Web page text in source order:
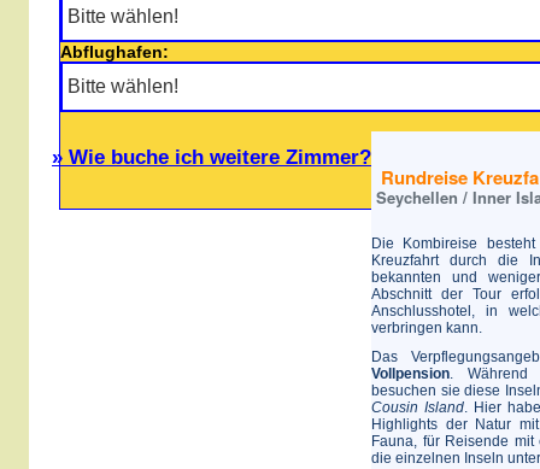
Abflughafen:
» Wie buche ich weitere Zimmer?
Rundreise
Seychellen / Inner
Die Kombireise
Kreuzfahrt durch die
bekannten und
Abschnitt der Tour
Anschlusshotel, in
verbringen kann.
Das
Vollpension. Während
besuchen sie diese
Cousin Island. Hier
Highlights der Natur
Fauna, für Reisende
die einzelnen Inseln